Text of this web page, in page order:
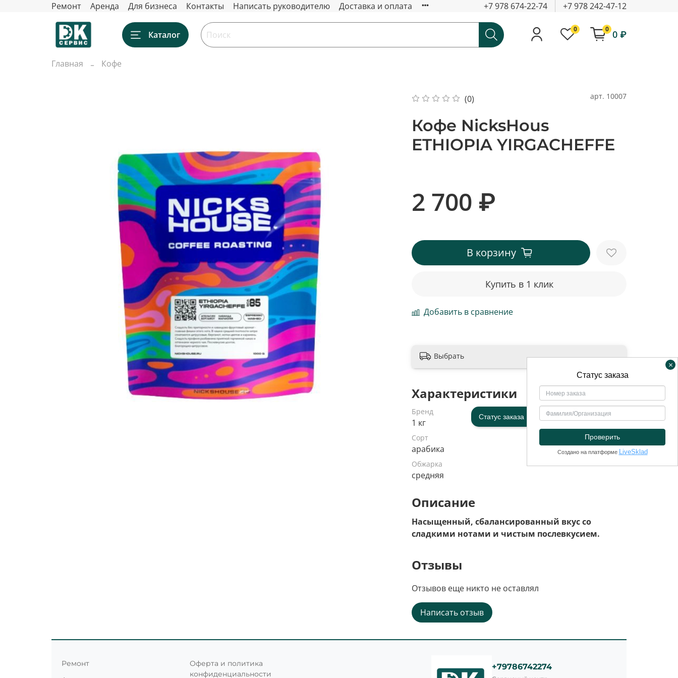
Ремонт Аренда Для бизнеса Контакты Написать руководителю Доставка и оплата +7 978 674-22-74 +7 978 242-47-12
Каталог
0 0 0 ₽
Главная Кофе
(0) арт. 10007
Кофе NicksHous
ETHIOPIA YIRGACHEFFE
2 700 ₽
В корзину
Купить в 1 клик
Добавить в сравнение
Выбрать
Характеристики
Бренд
1 кг
Сорт
арабика
Обжарка
средняя
Описание
Насыщенный, сбалансированный вкус со
сладкими нотами и чистым послевкусием.
Отзывы
Отзывов еще никто не оставлял
Написать отзыв
Ремонт
Оферта и политика
конфиденциальности
+79786742274
×
Статус заказа